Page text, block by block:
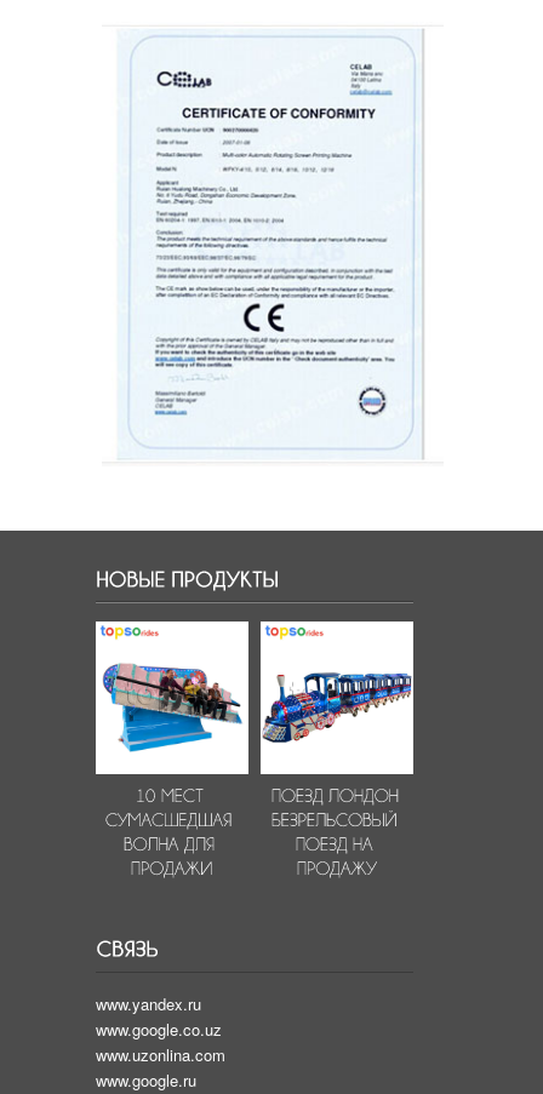
www.yandex.ru
www.google.co.uz
www.uzonlina.com
www.google.ru